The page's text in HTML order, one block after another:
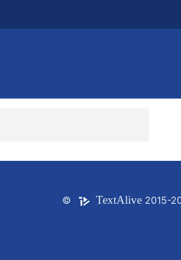
© TextAlive2015-